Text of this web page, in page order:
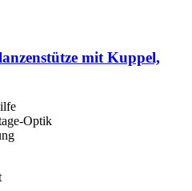
mit Kuppel,
Optik